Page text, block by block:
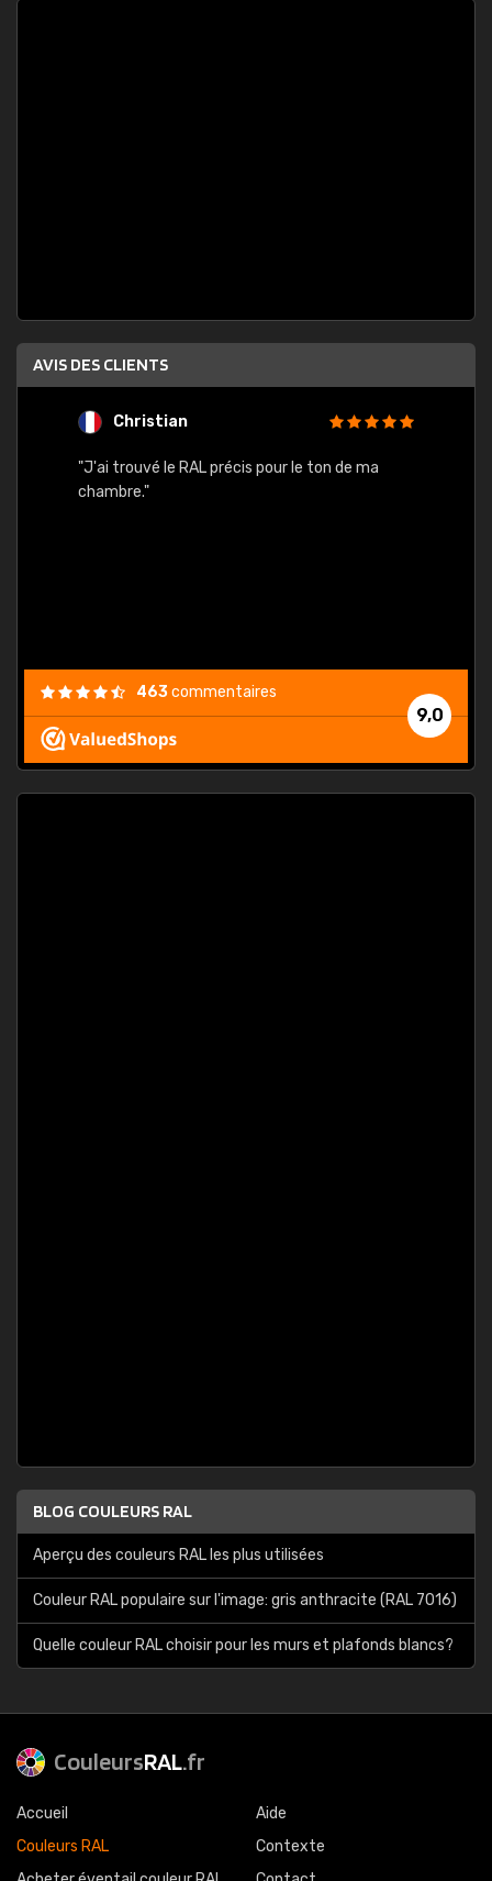
AVIS DES CLIENTS
Christian
"J'ai trouvé le RAL précis pour le ton de ma
chambre."
9,0
463commentaires
BLOG COULEURS RAL
Aperçu des couleurs RAL les plus utilisées
Couleur RAL populaire sur l'image: gris anthracite (RAL 7016)
Quelle couleur RAL choisir pour les murs et plafonds blancs?
CouleursRAL.fr
Accueil
Couleurs RAL
Aide
Contexte